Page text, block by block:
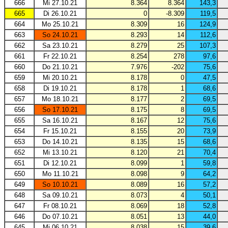
666 Mi 27.10.21 8.364 8.364
143,3
665
Di 26.10.21 0 -8.309
119,5
664
Mo 25.10.21 8.309 16
124,9
663
So 24.10.21 8.293 14
112,6
662
Sa 23.10.21 8.279 25
107,3
661
Fr 22.10.21 8.254 278
97,6
660
Do 21.10.21 7.976 -202
75,6
659
Mi 20.10.21 8.178 0
47,5
658
Di 19.10.21 8.178 1
68,6
657
Mo 18.10.21 8.177 2
69,5
656
So 17.10.21 8.175 8
69,5
655
Sa 16.10.21 8.167 12
75,6
654
Fr 15.10.21 8.155 20
73,9
653
Do 14.10.21 8.135 15
68,6
652
Mi 13.10.21 8.120 21
70,4
651
Di 12.10.21 8.099 1
59,8
650
Mo 11.10.21 8.098 9
64,2
649
So 10.10.21 8.089 16
57,2
648
Sa 09.10.21 8.073 4
50,1
647
Fr 08.10.21 8.069 18
52,8
646
Do 07.10.21 8.051 13
44,0